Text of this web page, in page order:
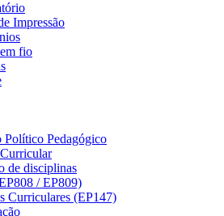
Impressão
fio
Político Pedagógico
de disciplinas
/ EP809)
Curriculares (EP147)